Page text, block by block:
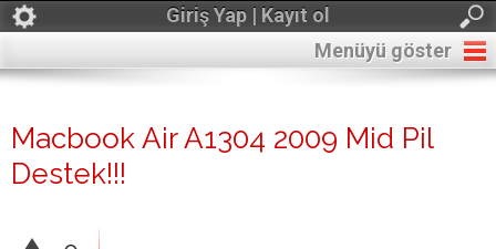
Giriş Yap | Kayıt ol
Menüyü göster
Macbook Air A1304 2009 Mid Pil
Destek!!!